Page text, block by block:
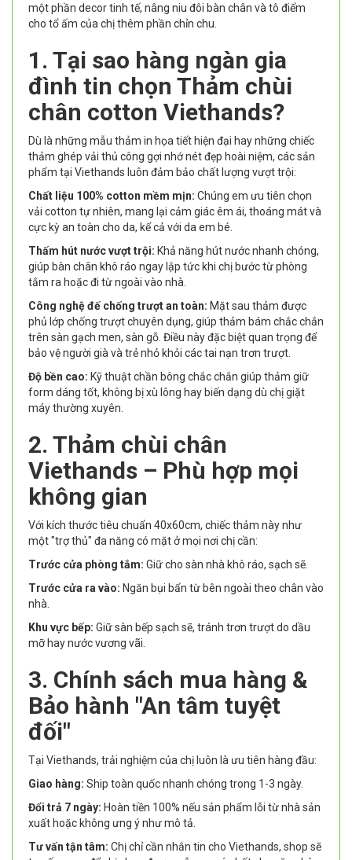
một phần decor tinh tế, nâng niu đôi bàn chân và tô điểm
cho tổ ấm của chị thêm phần chỉn chu.
1. Tại sao hàng ngàn gia
đình tin chọn Thảm chùi
chân cotton Viethands?
Dù là những mẫu thảm in họa tiết hiện đại hay những chiếc
thảm ghép vải thủ công gợi nhớ nét đẹp hoài niệm, các sản
phẩm tại Viethands luôn đảm bảo chất lượng vượt trội:
Chất liệu 100% cotton mềm mịn: Chúng em ưu tiên chọn
vải cotton tự nhiên, mang lại cảm giác êm ái, thoáng mát và
cực kỳ an toàn cho da, kể cả với da em bé.
Thấm hút nước vượt trội: Khả năng hút nước nhanh chóng,
giúp bàn chân khô ráo ngay lập tức khi chị bước từ phòng
tắm ra hoặc đi từ ngoài vào nhà.
Công nghệ đế chống trượt an toàn: Mặt sau thảm được
phủ lớp chống trượt chuyên dụng, giúp thảm bám chắc chắn
trên sàn gạch men, sàn gỗ. Điều này đặc biệt quan trọng để
bảo vệ người già và trẻ nhỏ khỏi các tai nạn trơn trượt.
Độ bền cao: Kỹ thuật chần bông chắc chắn giúp thảm giữ
form dáng tốt, không bị xù lông hay biến dạng dù chị giặt
máy thường xuyên.
2. Thảm chùi chân
Viethands – Phù hợp mọi
không gian
Với kích thước tiêu chuẩn 40x60cm, chiếc thảm này như
một "trợ thủ" đa năng có mặt ở mọi nơi chị cần:
Trước cửa phòng tắm: Giữ cho sàn nhà khô ráo, sạch sẽ.
Trước cửa ra vào: Ngăn bụi bẩn từ bên ngoài theo chân vào
nhà.
Khu vực bếp: Giữ sàn bếp sạch sẽ, tránh trơn trượt do dầu
mỡ hay nước vương vãi.
3. Chính sách mua hàng &
Bảo hành "An tâm tuyệt
đối"
Tại Viethands, trải nghiệm của chị luôn là ưu tiên hàng đầu:
Giao hàng: Ship toàn quốc nhanh chóng trong 1-3 ngày.
Đổi trả 7 ngày: Hoàn tiền 100% nếu sản phẩm lỗi từ nhà sản
xuất hoặc không ưng ý như mô tả.
Tư vấn tận tâm: Chị chỉ cần nhắn tin cho Viethands, shop sẽ